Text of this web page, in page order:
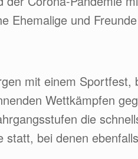
Ehemalige und
mit einem
Wettkämpfen
die
statt, bei denen